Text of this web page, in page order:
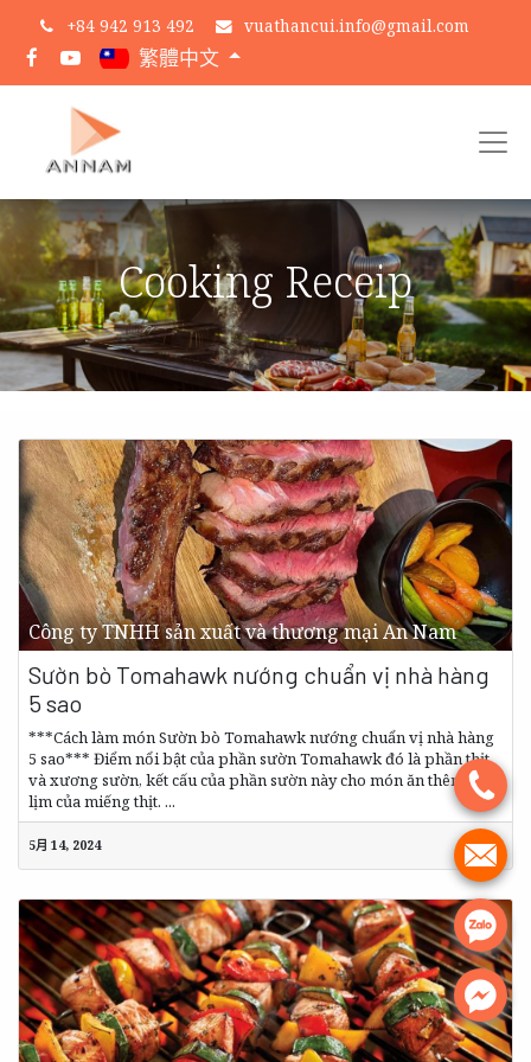
.
.
.
.
+84 942 913 492 vuathancui.info@gmail.com
繁體中文
Cooking Receip
Công ty TNHH sản xuất và thương mại An Nam
Sườn bò Tomahawk nướng chuẩn vị nhà hàng
5 sao
***Cách làm món Sườn bò Tomahawk nướng chuẩn vị nhà hàng
5 sao*** Điểm nổi bật của phần sườn Tomahawk đó là phần thịt
và xương sườn, kết cấu của phần sườn này cho món ăn thêm ngọt
lịm của miếng thịt. ...
5月 14, 2024